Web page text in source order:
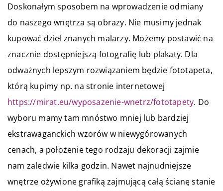
Doskonałym sposobem na wprowadzenie odmiany
do naszego wnętrza są obrazy. Nie musimy jednak
kupować dzieł znanych malarzy. Możemy postawić na
znacznie dostępniejszą fotografię lub plakaty. Dla
odważnych lepszym rozwiązaniem będzie fototapeta,
którą kupimy np. na stronie internetowej
https://mirat.eu/wyposazenie-wnetrz/fototapety. Do
wyboru mamy tam mnóstwo mniej lub bardziej
ekstrawaganckich wzorów w niewygórowanych
cenach, a położenie tego rodzaju dekoracji zajmie
nam zaledwie kilka godzin. Nawet najnudniejsze
wnętrze ożywione grafiką zajmującą całą ścianę stanie